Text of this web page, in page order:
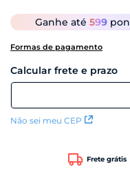
Ganhe até 599
Formas de pagamento
Não sei meu CEP
Frete grátis